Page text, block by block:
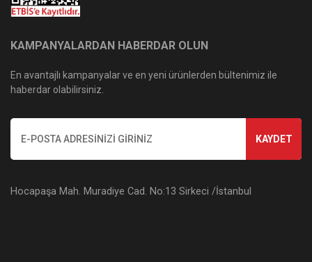
KAMPANYALARDAN HABERDAR OLUN
En avantajlı kampanyalar ve en yeni ürünlerden bültenimiz ile
haberdar olabilirsiniz.
KAYDET
Hocapaşa Mah. Muradiye Cad. No:13 Sirkeci /İstanbul